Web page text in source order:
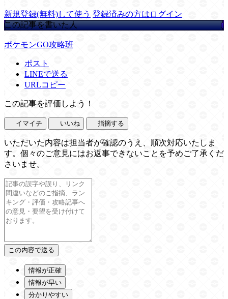
新規登録(無料)して使う 登録済みの方はログイン
この記事を書いた人
ポケモンGO攻略班
ポスト
LINEで送る
URLコピー
この記事を評価しよう！
イマイチ いいね 指摘する
いただいた内容は担当者が確認のうえ、順次対応いたしま
す。個々のご意見にはお返事できないことを予めご了承くだ
さいませ。
情報が正確
情報が早い
分かりやすい